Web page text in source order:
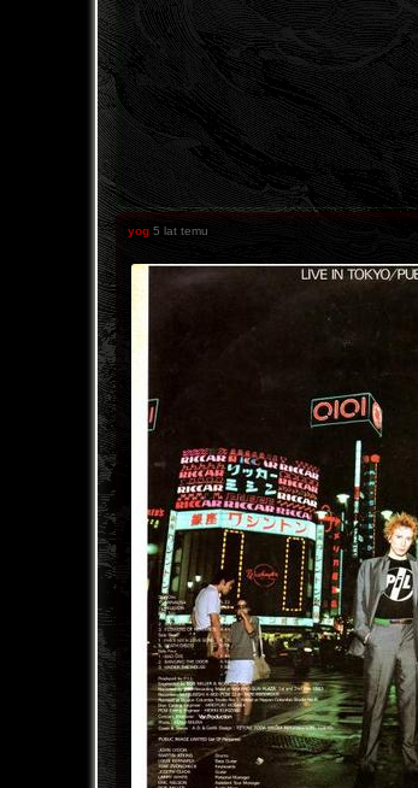
yog 5 lat temu